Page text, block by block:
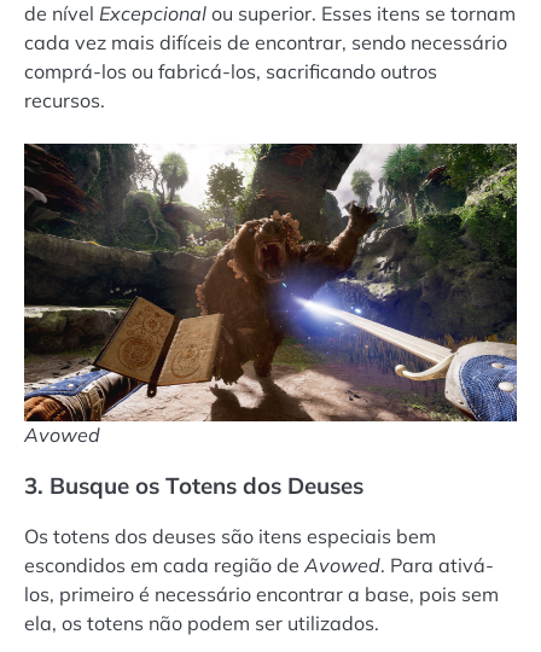
de nível Excepcional ou superior. Esses itens se tornam
cada vez mais difíceis de encontrar, sendo necessário
comprá-los ou fabricá-los, sacrificando outros
recursos.
Avowed
3. Busque os Totens dos Deuses
Os totens dos deuses são itens especiais bem
escondidos em cada região de Avowed. Para ativá-
los, primeiro é necessário encontrar a base, pois sem
ela, os totens não podem ser utilizados.